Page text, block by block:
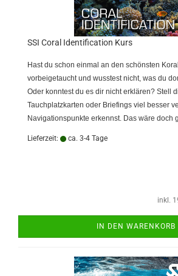
SSI Coral Identification Kurs
Hast du schon einmal an den schönsten
vorbeigetaucht und wusstest nicht, was du
Oder konntest du es dir nicht erklären? Stell
Tauchplatzkarten oder Briefings viel besser
Navigationspunkte erkennst. Das wäre doch
Lieferzeit: ca. 3-4 Tage
inkl.
IN DEN WARENKORB